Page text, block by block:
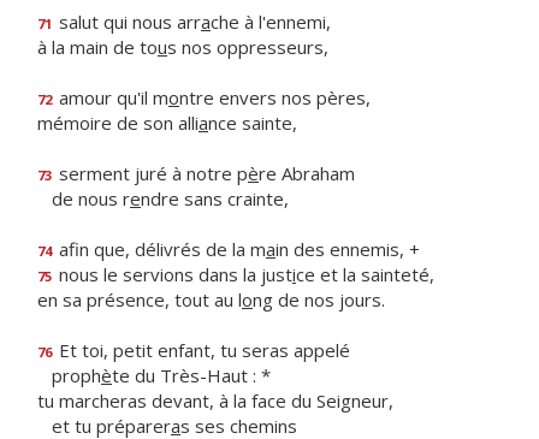
71 salut qui nous arrache à l'ennemi,
à la main de tous nos oppresseurs,
72 amour qu'il montre envers nos pères,
mémoire de son alliance sainte,
73 serment juré à notre père Abraham
de nous rendre sans crainte,
74 afin que, délivrés de la main des ennemis, +
75 nous le servions dans la justice et la sainteté,
en sa présence, tout au long de nos jours.
76 Et toi, petit enfant, tu seras appelé
prophète du Très-Haut : *
tu marcheras devant, à la face du Seigneur,
et tu prépareras ses chemins